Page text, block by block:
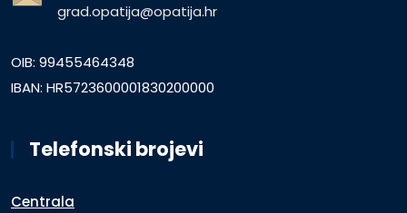
grad.opatija@opatija.hr
OIB: 99455464348
IBAN: HR5723600001830200000
Telefonski brojevi
Centrala